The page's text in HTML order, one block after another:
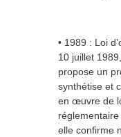
• 1989 : Loi
10 juillet
propose un
synthétise et
en œuvre de
elle confirme